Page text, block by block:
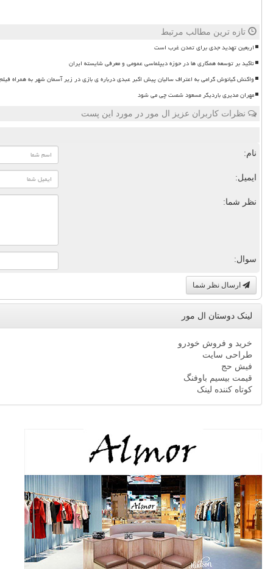
تازه ترین مطالب مرتبط
اربعین تهدید جدی برای تمدن غرب است
تاکید بر توسعه همکاری ها در حوزه دیپلماسی عمومی و معرفی شایسته ایران
واکنش کیانوش گرامی به اعتراف سالیان پیش اکبر عبدی درباره ی بازی در زیر آسمان شهر به همراه فیلم
مهران مدیری باردیگر مسعود شصت چی می شود
نظرات کاربران عزیز ال مور در مورد این پست
نام:
ایمیل:
نظر شما:
سوال:
ارسال نظر شما
لینک دوستان ال مور
خرید و فروش خودرو
طراحی سایت
فیش حج
قیمت بیسیم باوفنگ
کوتاه کننده لینک